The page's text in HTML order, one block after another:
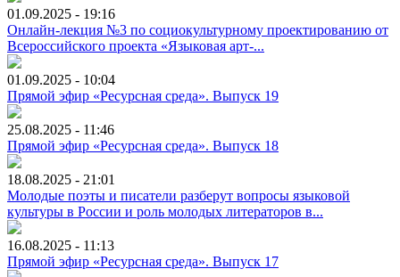
01.09.2025 - 19:16
Онлайн-лекция №3 по социокультурному проектированию от
Всероссийского проекта «Языковая арт-...
01.09.2025 - 10:04
Прямой эфир «Ресурсная среда». Выпуск 19
25.08.2025 - 11:46
Прямой эфир «Ресурсная среда». Выпуск 18
18.08.2025 - 21:01
Молодые поэты и писатели разберут вопросы языковой
культуры в России и роль молодых литераторов в...
16.08.2025 - 11:13
Прямой эфир «Ресурсная среда». Выпуск 17